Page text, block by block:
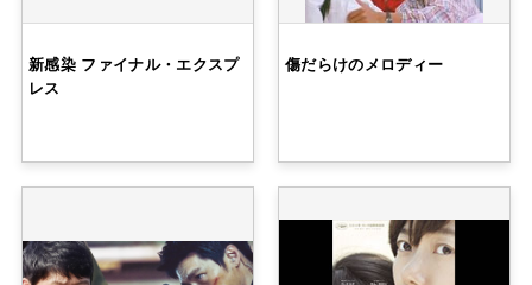
新感染 ファイナル・エクスプ
レス
傷だらけのメロディー